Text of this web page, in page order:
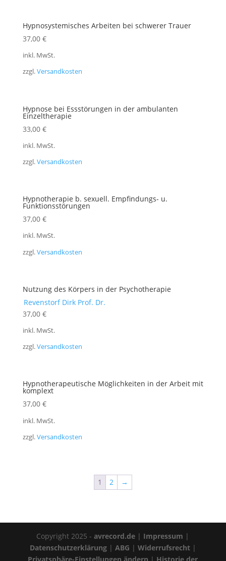
Hypnosystemisches Arbeiten bei schwerer Trauer
37,00 €
inkl. MwSt.
zzgl.Versandkosten
Hypnose bei Essstörungen in der ambulanten
Einzeltherapie
33,00 €
inkl. MwSt.
zzgl.Versandkosten
Hypnotherapie b. sexuell. Empfindungs- u.
Funktionsstörungen
37,00 €
inkl. MwSt.
zzgl.Versandkosten
Nutzung des Körpers in der Psychotherapie
Revenstorf Dirk Prof. Dr.
37,00 €
inkl. MwSt.
zzgl.Versandkosten
Hypnotherapeutische Möglichkeiten in der Arbeit mit
komplext
37,00 €
inkl. MwSt.
zzgl.Versandkosten
1 2 →
Copyright 2025 -avrecord.de | Impressum |
Datenschutzerklärung| ABG | Widerrufsrecht|